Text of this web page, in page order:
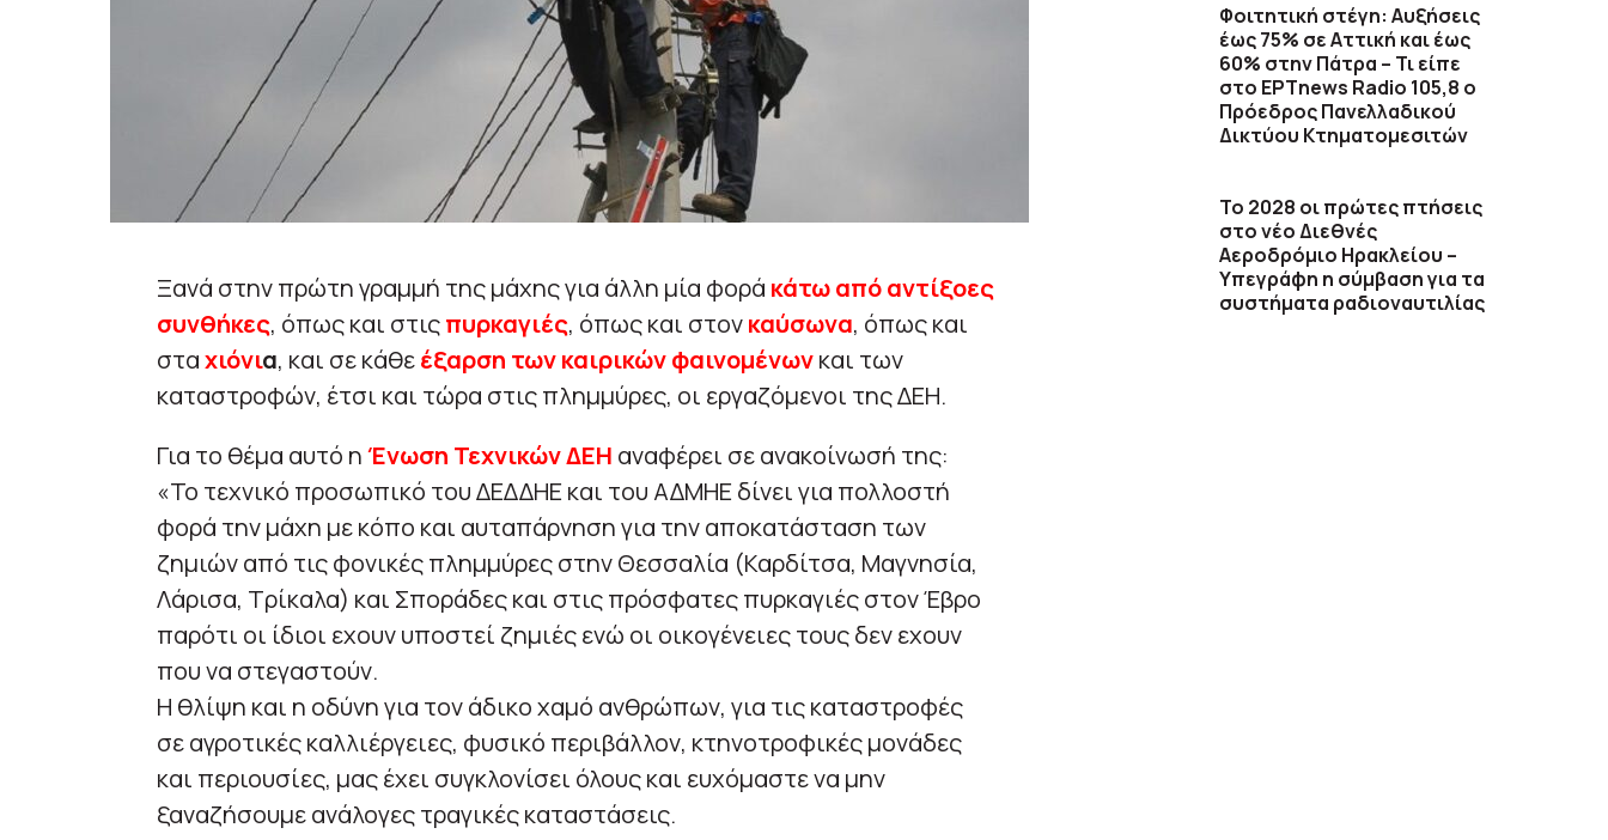
Ξανά στην πρώτη γραμμή της μάχης για άλλη μία φορά κάτω από αντίξοες
συνθήκες, όπως και στιςπυρκαγιές, όπως και στονκαύσωνα, όπως και
σταχιόνια, και σε κάθεέξαρση των καιρικών φαινομένωνκαι των
καταστροφών, έτσι και τώρα στις πλημμύρες, οι εργαζόμενοι της ΔΕΗ.
Για το θέμα αυτό ηΈνωση Τεχνικών ΔΕΗ αναφέρει σε ανακοίνωσή της:
«Το τεχνικό προσωπικό του ΔΕΔΔΗΕ και του ΑΔΜΗΕ δίνει για πολλοστή
φορά την μάχη με κόπο και αυταπάρνηση για την αποκατάσταση των
ζημιών από τις φονικές πλημμύρες στην Θεσσαλία (Καρδίτσα, Μαγνησία,
Λάρισα, Τρίκαλα) και Σποράδες και στις πρόσφατες πυρκαγιές στον Έβρο
παρότι οι ίδιοι εχουν υποστεί ζημιές ενώ οι οικογένειες τους δεν εχουν
που να στεγαστούν.
Η θλίψη και η οδύνη για τον άδικο χαμό ανθρώπων, για τις καταστροφές
σε αγροτικές καλλιέργειες, φυσικό περιβάλλον, κτηνοτροφικές μονάδες
και περιουσίες, μας έχει συγκλονίσει όλους και ευχόμαστε να μην
ξαναζήσουμε ανάλογες τραγικές καταστάσεις.
Φοιτητική στέγη: Αυξήσεις
έως 75% σε Αττική και έως
60% στην Πάτρα – Τι είπε
στο ΕΡΤnews Radio 105,8 ο
Πρόεδρος Πανελλαδικού
Δικτύου Κτηματομεσιτών
Το 2028 οι πρώτες πτήσεις
στο νέο Διεθνές
Αεροδρόμιο Ηρακλείου –
Υπεγράφη η σύμβαση για τα
συστήματα ραδιοναυτιλίας